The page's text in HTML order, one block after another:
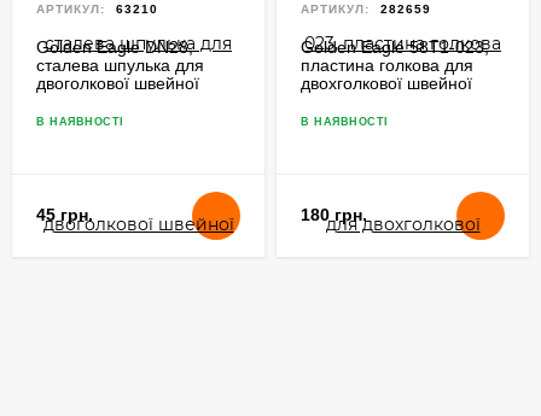
АРТИКУЛ: 63210
Golden Eagle DN28,
сталева шпулька для
двоголкової швейної
човниками
В НАЯВНОСТІ
45 грн.
АРТИКУЛ: 282659
Golden Eagle 58T1-023,
пластина голкова для
двохголкової швейної
В НАЯВНОСТІ
180 грн.